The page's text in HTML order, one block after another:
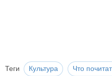
Теги Культура Что